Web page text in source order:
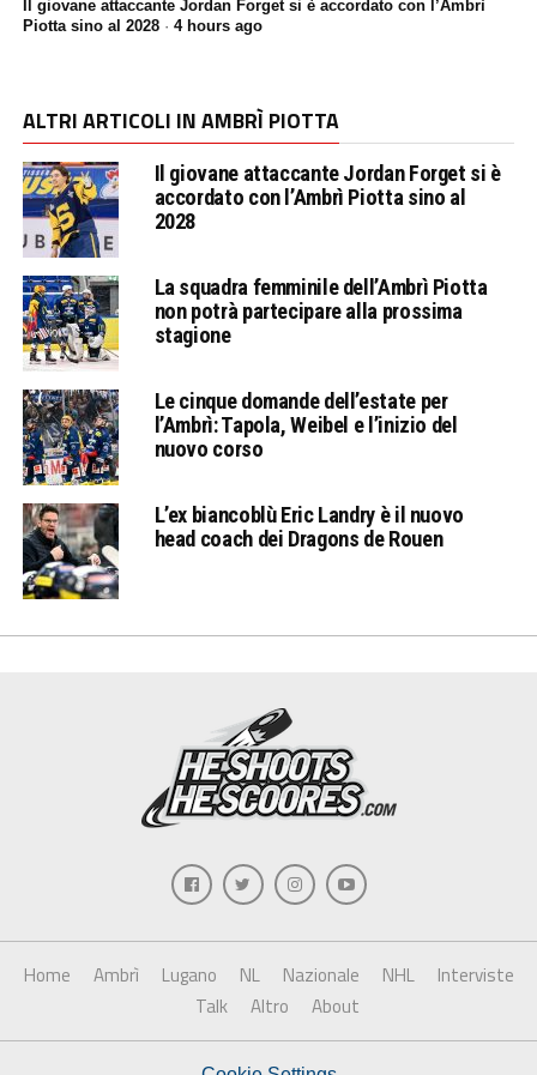
Il giovane attaccante Jordan Forget si è accordato con l’Ambrì
Piotta sino al 2028· 4 hours ago
ALTRI ARTICOLI IN AMBRÌ PIOTTA
Il giovane attaccante Jordan Forget si è
accordato con l’Ambrì Piotta sino al
2028
La squadra femminile dell’Ambrì Piotta
non potrà partecipare alla prossima
stagione
Le cinque domande dell’estate per
l’Ambrì: Tapola, Weibel e l’inizio del
nuovo corso
L’ex biancoblù Eric Landry è il nuovo
head coach dei Dragons de Rouen
Home Ambrì Lugano NL Nazionale NHL
Interviste
Talk
Altro About